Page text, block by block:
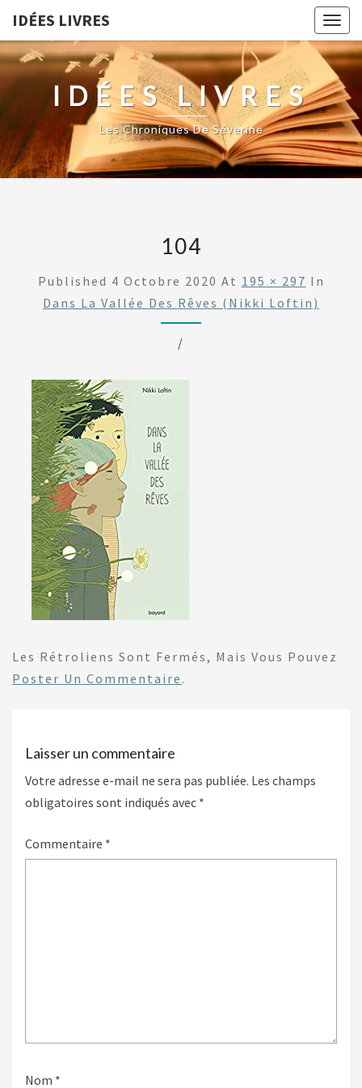
IDÉES LIVRES
IDÉES LIVRES
Les Chroniques De Séverine
104
Published 4 Octobre 2020 At 195 × 297 In
Dans La Vallée Des Rêves (Nikki Loftin)
/
Les Rétroliens Sont Fermés, Mais Vous Pouvez
Poster Un Commentaire .
Laisser un commentaire
Votre adresse e-mail ne sera pas publiée. Les champs
obligatoires sont indiqués avec *
Commentaire *
Nom *